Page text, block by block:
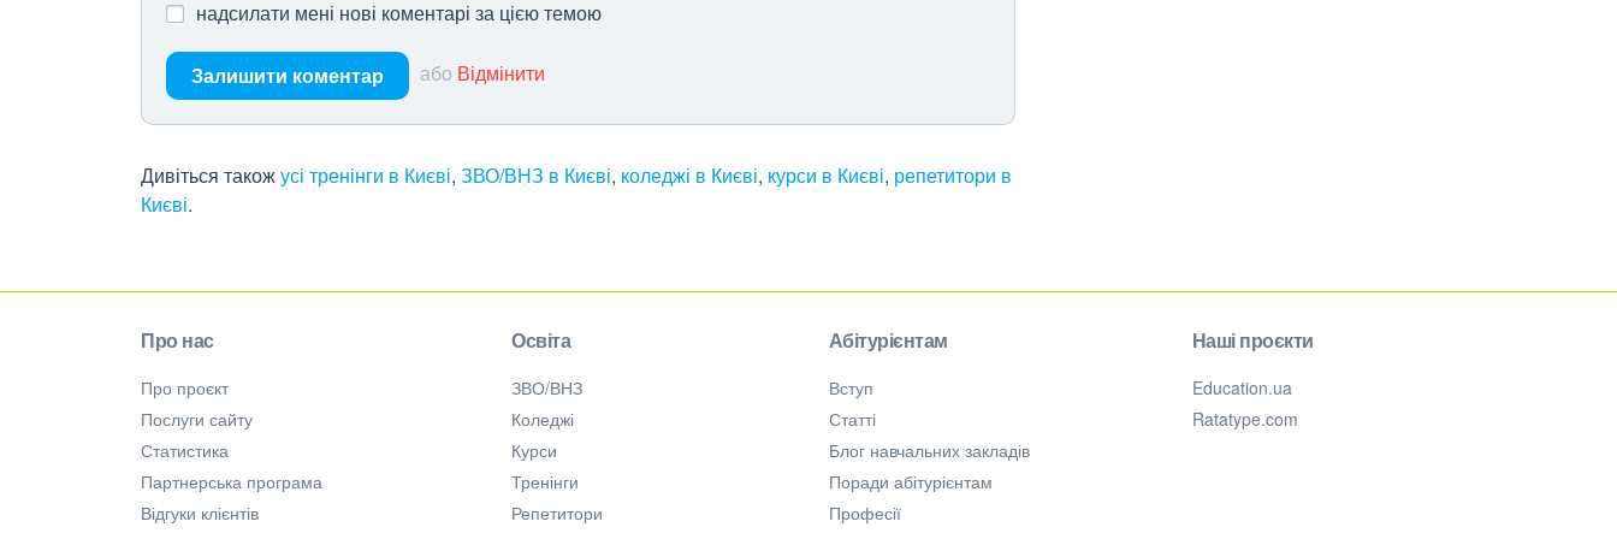
надсилати мені нові коментарі за цією темою
Залишити коментар або Відмінити
Дивіться такожусі тренінги в Києві, ЗВО/ВНЗ в Києві, коледжі в Києві, курси в Києві, репетитори в
Києві.
Про нас
Про проєкт
Послуги сайту
Статистика
Партнерська програма
Відгуки клієнтів
Освіта
ЗВО/ВНЗ
Коледжі
Курси
Тренінги
Репетитори
Абітурієнтам
Вступ
Статті
Блог навчальних закладів
Поради абітурієнтам
Професії
Наші проєкти
Education.ua
Ratatype.com